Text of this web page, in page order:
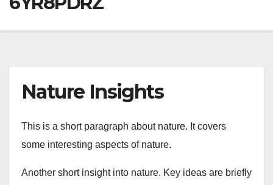
Nature Insights
This is a short paragraph about nature. It covers
some interesting aspects of nature.
Another short insight into nature. Key ideas are briefly